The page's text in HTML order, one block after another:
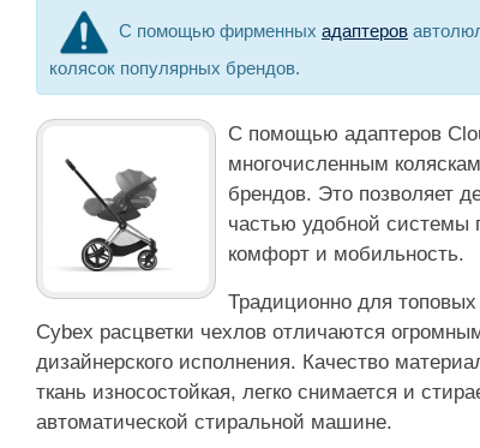
С помощью фирменных адаптеров
колясок популярных брендов.
С помощью адаптеров
многочисленным
брендов. Это позволяет
частью удобной
комфорт и мобильность.
Традиционно для
Cybex расцветки чехлов отличаются
дизайнерского исполнения. Качество
ткань износостойкая, легко снимается и
автоматической стиральной машине.